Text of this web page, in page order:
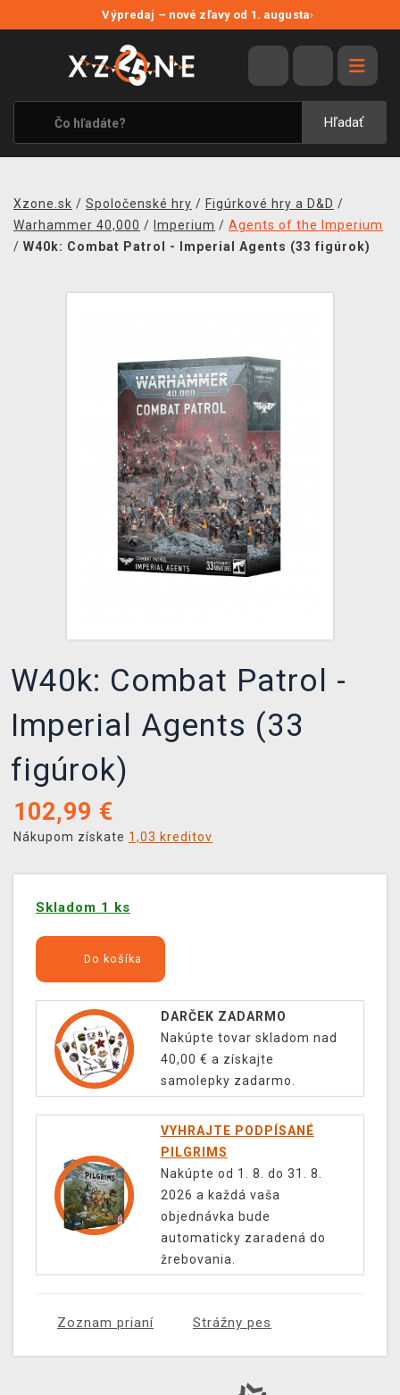
Výpredaj – nové zľavy od 1. augusta›
Hľadať
VÝPREDAJ
VIDEOHRY
XZONE ORIGINALS
TEMATIKY
MERCHANDISE
Xzone.sk / Spoločenské hry / Figúrkové hry a D&D /
Warhammer 40,000 / Imperium / Agents of the Imperium
/ W40k: Combat Patrol - Imperial Agents (33 figúrok)
W40k: Combat Patrol -
Imperial Agents (33
figúrok)
102,99 €
Nákupom získate 1,03 kreditov
Skladom 1 ks
Do košíka
DARČEK ZADARMO
Nakúpte tovar skladom nad
40,00 € a získajte
samolepky zadarmo.
VYHRAJTE PODPÍSANÉ
PILGRIMS
Nakúpte od 1. 8. do 31. 8.
2026 a každá vaša
objednávka bude
automaticky zaradená do
žrebovania.
Zoznam prianí Strážny pes